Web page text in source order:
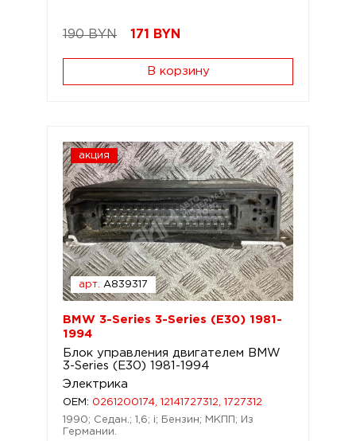
190 BYN 171 BYN
В корзину
акция
арт. A839317
BMW 3-Series 3-Series (E30) 1981-
1994
Блок управления двигателем BMW
3-Series (E30) 1981-1994
Электрика
OEM: 0261200174, 12141727312, 1727312
1990; Седан.; 1,6; i; Бензин; МКПП; Из
Германии.